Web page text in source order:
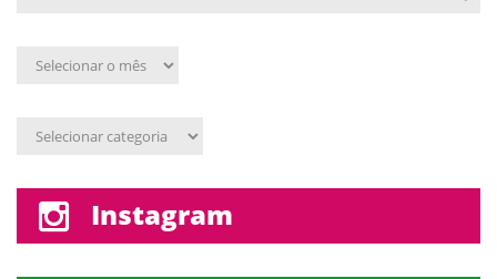
Arquivo
Assunto
Instagram